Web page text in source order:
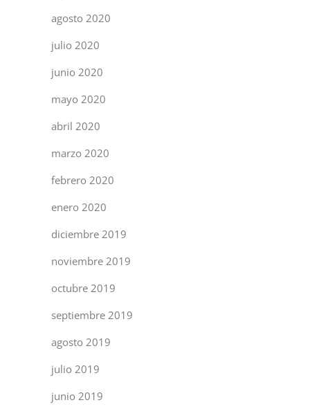
agosto 2020
julio 2020
junio 2020
mayo 2020
abril 2020
marzo 2020
febrero 2020
enero 2020
diciembre 2019
noviembre 2019
octubre 2019
septiembre 2019
agosto 2019
julio 2019
junio 2019